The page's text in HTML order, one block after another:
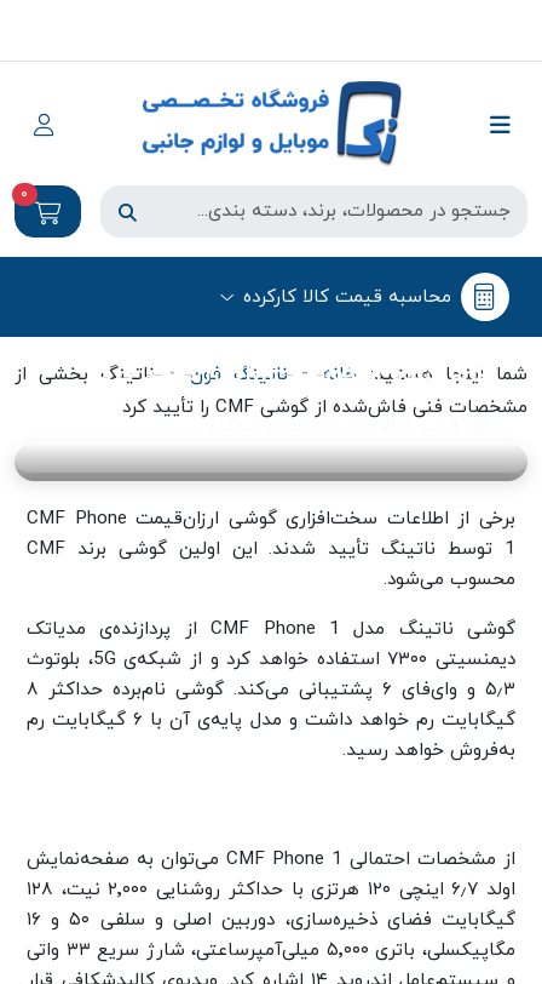
0
محاسبه قیمت کالا کارکرده
شما اینجا هستید: خانه-ناتینگ فون-ناتینگ بخشی از
مشخصات فنی فاش‌شده از گوشی CMF را تأیید کرد
ناتینگ فون
ناتینگ بخشی از مشخصات فنی
فاش‌شده از گوشی CMF را تأیید کرد
بدون دیدگاه
برخی از اطلاعات سخت‌افزاری گوشی ارزان‌قیمت CMF Phone
1 توسط ناتینگ تأیید شدند. این اولین گوشی برند CMF
محسوب می‌شود.
گوشی ناتینگ مدل CMF Phone 1 از پردازنده‌ی مدیاتک
دیمنسیتی ۷۳۰۰ استفاده خواهد کرد و از شبکه‌ی 5G، بلوتوث
۵٫۳ و وای‌فای ۶ پشتیبانی می‌کند. گوشی نام‌برده حداکثر ۸
گیگابایت رم خواهد داشت و مدل پایه‌ی آن با ۶ گیگابایت رم
به‌فروش خواهد رسید.
از مشخصات احتمالی CMF Phone 1 می‌توان به صفحه‌نمایش
اولد ۶٫۷ اینچی ۱۲۰ هرتزی با حداکثر روشنایی ۲٬۰۰۰ نیت، ۱۲۸
گیگابایت فضای ذخیره‌سازی، دوربین اصلی و سلفی ۵۰ و ۱۶
مگاپیکسلی، باتری ۵٬۰۰۰ میلی‌آمپرساعتی، شارژ سریع ۳۳ واتی